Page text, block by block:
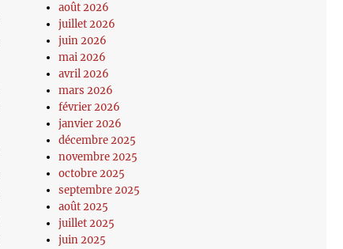
août 2026
juillet 2026
juin 2026
mai 2026
avril 2026
mars 2026
février 2026
janvier 2026
décembre 2025
novembre 2025
octobre 2025
septembre 2025
août 2025
juillet 2025
juin 2025